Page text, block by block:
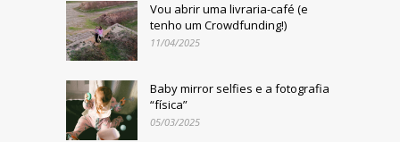
Vou abrir uma livraria-café (e
tenho um Crowdfunding!)
11/04/2025
Baby mirror selfies e a fotografia
“física”
05/03/2025